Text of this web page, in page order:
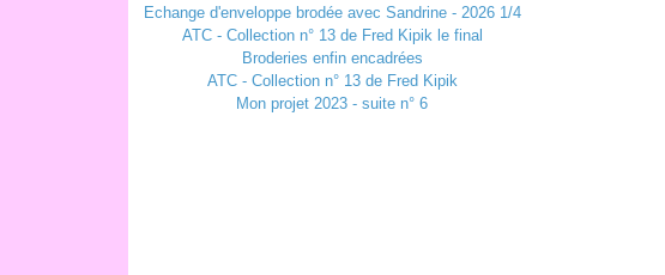
Echange d'enveloppe brodée avec Sandrine - 2026 1/4
ATC - Collection n° 13 de Fred Kipik le final
Broderies enfin encadrées
ATC - Collection n° 13 de Fred Kipik
Mon projet 2023 - suite n° 6